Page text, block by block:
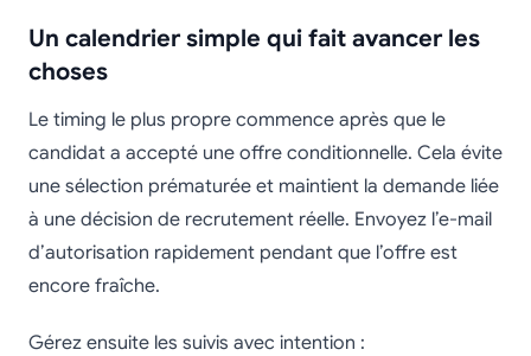
Un calendrier simple qui fait avancer les
choses
Le timing le plus propre commence après que le
candidat a accepté une offre conditionnelle. Cela évite
une sélection prématurée et maintient la demande liée
à une décision de recrutement réelle. Envoyez l’e-mail
d’autorisation rapidement pendant que l’offre est
encore fraîche.
Gérez ensuite les suivis avec intention :